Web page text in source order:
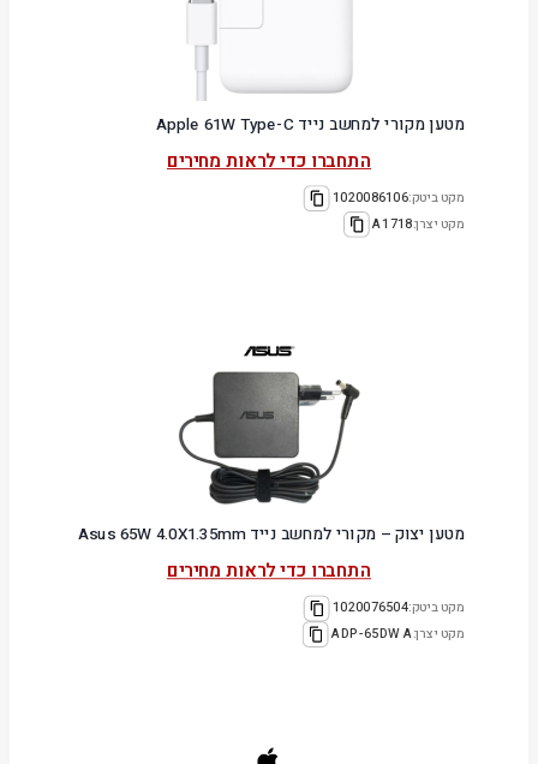
מטען מקורי למחשב נייד Apple 61W Type-C
התחברו כדי לראות מחירים
מקט ביטק:1020086106
מקט יצרן:A1718
מטען יצוק – מקורי למחשב נייד Asus 65W 4.0X1.35mm
התחברו כדי לראות מחירים
מקט ביטק:1020076504
מקט יצרן:ADP-65DW A